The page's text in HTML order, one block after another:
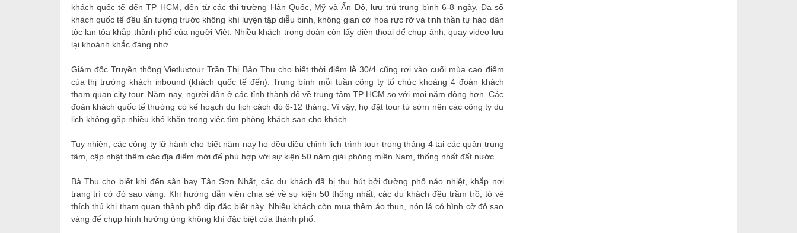
khách quốc tế đến TP HCM, đến từ các thị trường Hàn Quốc, Mỹ và Ấn Độ, lưu trú trung bình 6-8 ngày. Đa số
khách quốc tế đều ấn tượng trước không khí luyện tập diễu binh, không gian cờ hoa rực rỡ và tinh thần tự hào dân
tộc lan tỏa khắp thành phố của người Việt. Nhiều khách trong đoàn còn lấy điện thoại để chụp ảnh, quay video lưu
lại khoảnh khắc đáng nhớ.
Giám đốc Truyền thông Vietluxtour Trần Thị Bảo Thu cho biết thời điểm lễ 30/4 cũng rơi vào cuối mùa cao điểm
của thị trường khách inbound (khách quốc tế đến). Trung bình mỗi tuần công ty tổ chức khoảng 4 đoàn khách
tham quan city tour. Năm nay, người dân ở các tỉnh thành đổ về trung tâm TP HCM so với mọi năm đông hơn. Các
đoàn khách quốc tế thường có kế hoạch du lịch cách đó 6-12 tháng. Vì vậy, họ đặt tour từ sớm nên các công ty du
lịch không gặp nhiều khó khăn trong việc tìm phòng khách sạn cho khách.
Tuy nhiên, các công ty lữ hành cho biết năm nay họ đều điều chỉnh lịch trình tour trong tháng 4 tại các quận trung
tâm, cập nhật thêm các địa điểm mới để phù hợp với sự kiện 50 năm giải phóng miền Nam, thống nhất đất nước.
Bà Thu cho biết khi đến sân bay Tân Sơn Nhất, các du khách đã bị thu hút bởi đường phố náo nhiệt, khắp nơi
trang trí cờ đỏ sao vàng. Khi hướng dẫn viên chia sẻ về sự kiện 50 thống nhất, các du khách đều trầm trồ, tỏ vẻ
thích thú khi tham quan thành phố dịp đặc biệt này. Nhiều khách còn mua thêm áo thun, nón lá có hình cờ đỏ sao
vàng để chụp hình hưởng ứng không khí đặc biệt của thành phố.